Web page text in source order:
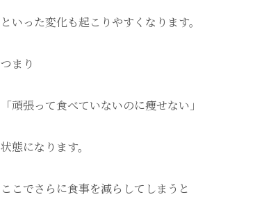
といった変化も起こりやすくなります。
つまり
「頑張って食べていないのに痩せない」
状態になります。
ここでさらに食事を減らしてしまうと